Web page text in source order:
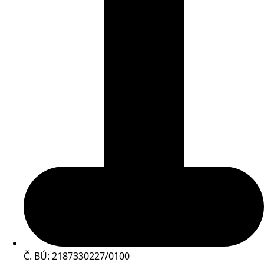
Č. BÚ: 2187330227/0100